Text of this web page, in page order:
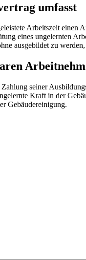
umfasst
Arbeitszeit einen
eines ungelernten
ausgebildet zu
seiner
Kraft in der
Gebäudereinigung.